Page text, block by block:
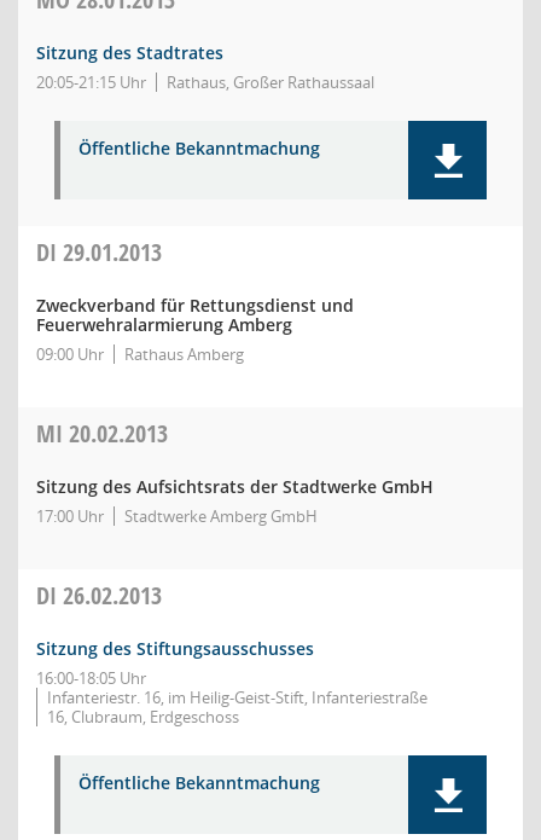
Sitzung des Stadtrates
20:05-21:15 Uhr Rathaus, Großer Rathaussaal
Öffentliche Bekanntmachung
DI 29.01.2013
Zweckverband für Rettungsdienst und
Feuerwehralarmierung Amberg
09:00 Uhr Rathaus Amberg
MI 20.02.2013
Sitzung des Aufsichtsrats der Stadtwerke GmbH
17:00 Uhr Stadtwerke Amberg GmbH
DI 26.02.2013
Sitzung des Stiftungsausschusses
16:00-18:05 Uhr
Infanteriestr. 16, im Heilig-Geist-Stift, Infanteriestraße
16, Clubraum, Erdgeschoss
Öffentliche Bekanntmachung